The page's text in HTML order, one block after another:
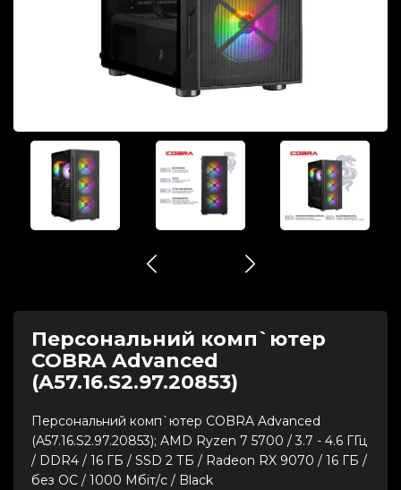
Персональний комп`ютер
COBRA Advanced
(A57.16.S2.97.20853)
Персональний комп`ютер COBRA Advanced
(A57.16.S2.97.20853); AMD Ryzen 7 5700 / 3.7 - 4.6 ГГц
/ DDR4 / 16 ГБ / SSD 2 ТБ / Radeon RX 9070 / 16 ГБ /
без ОС / 1000 Мбіт/с / Black